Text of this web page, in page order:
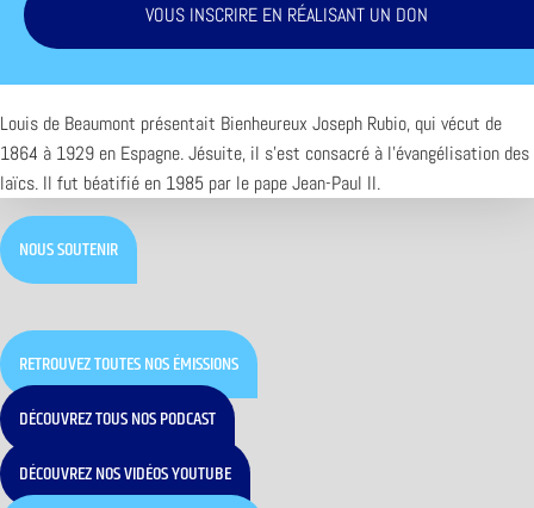
VOUS INSCRIRE EN RÉALISANT UN DON
Louis de Beaumont présentait Bienheureux Joseph Rubio, qui vécut de
1864 à 1929 en Espagne. Jésuite, il s’est consacré à l’évangélisation des
laïcs. Il fut béatifié en 1985 par le pape Jean-Paul II.
NOUS SOUTENIR
RETROUVEZ TOUTES NOS ÉMISSIONS
DÉCOUVREZ TOUS NOS PODCAST
DÉCOUVREZ NOS VIDÉOS YOUTUBE